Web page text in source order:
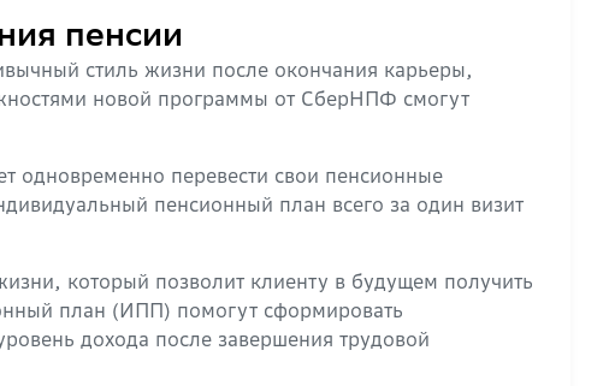
пенсии
стиль жизни после окончания карьеры,
новой программы от СберНПФ смогут
одновременно перевести свои пенсионные
пенсионный план всего за один визит
который позволит клиенту в будущем получить
план (ИПП) помогут сформировать
дохода после завершения трудовой